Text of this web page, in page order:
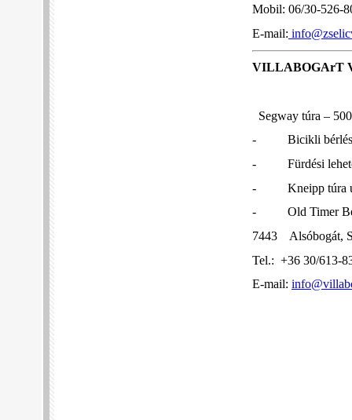
Mobil: 06/30-526-
E-mail:
VILLABOGArT
Segway túra –
- Bicikli bérlés –
- Fürdési
- Kneipp túra
- Old Timer
7443 Alsóbogát,
Tel.: +36 30/613-
E-mail: